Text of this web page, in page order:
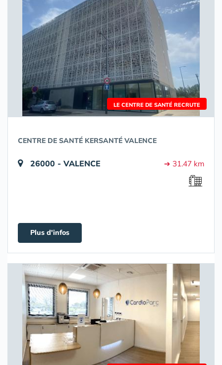
LE CENTRE DE SANTÉ RECRUTE
CENTRE DE SANTÉ KERSANTÉ VALENCE
26000 - VALENCE ➔ 31.47 km
Plus d'infos